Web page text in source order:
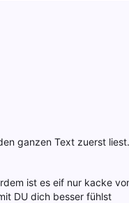
ganzen Text zuerst
ist es eif nur kacke
DU dich besser fühlst